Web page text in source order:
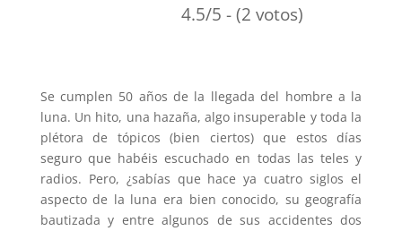
4.5/5 - (2 votos)
Se cumplen 50 años de la llegada del hombre a la
luna. Un hito, una hazaña, algo insuperable y toda la
plétora de tópicos (bien ciertos) que estos días
seguro que habéis escuchado en todas las teles y
radios. Pero, ¿sabías que hace ya cuatro siglos el
aspecto de la luna era bien conocido, su geografía
bautizada y entre algunos de sus accidentes dos